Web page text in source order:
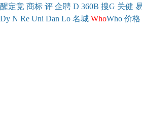
醒定竞 商标 评 企聘 D 360B 搜G 关健
Dy N Re Uni Dan Lo 名城 WhoWho 价格